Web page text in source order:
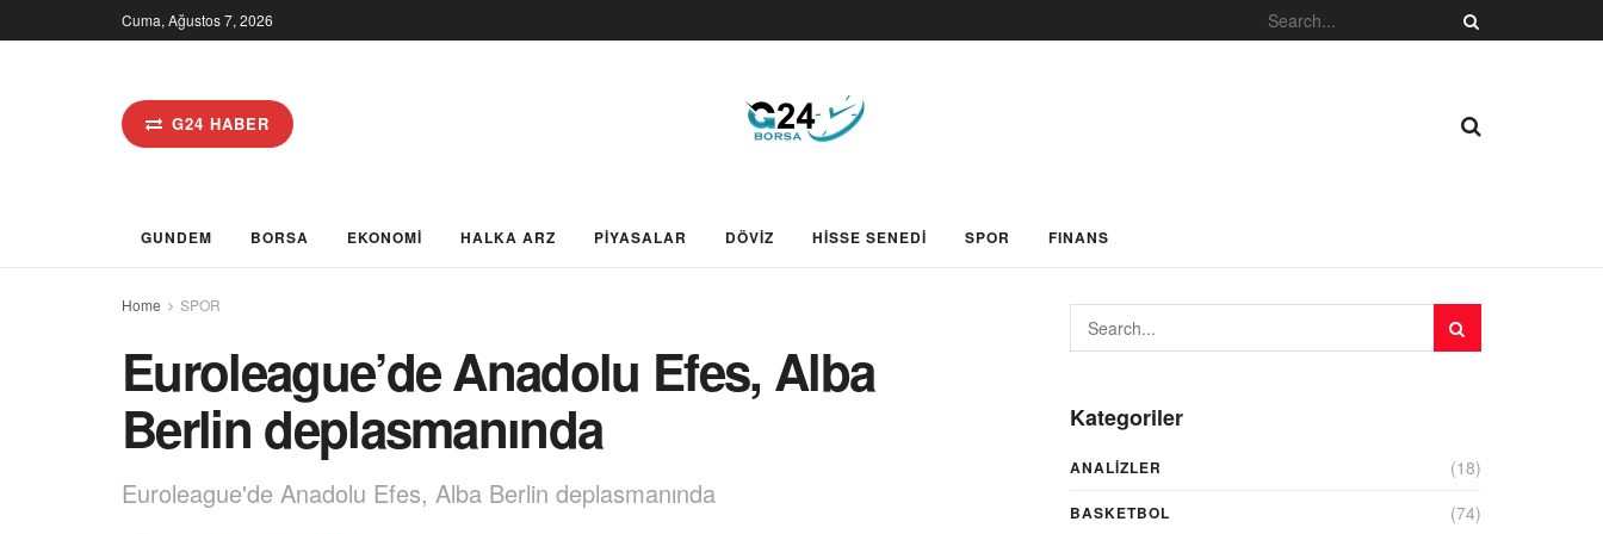
Cuma, Ağustos 7, 2026
G24 HABER
GUNDEM BORSA EKONOMİ HALKA ARZ PİYASALAR DÖVİZ HİSSE SENEDİ SPOR FINANS
Home SPOR
Euroleague’de Anadolu Efes, Alba
Berlin deplasmanında
Euroleague'de Anadolu Efes, Alba Berlin deplasmanında
Kategoriler
ANALIZLER (18)
BASKETBOL (74)